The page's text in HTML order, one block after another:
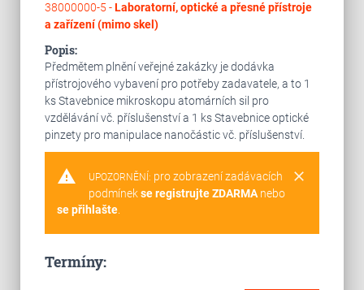
38000000-5 -Laboratorní, optické a přesné přístroje
a zařízení (mimo skel)
Popis:
Předmětem plnění veřejné zakázky je dodávka
přístrojového vybavení pro potřeby zadavatele, a to 1
ks Stavebnice mikroskopu atomárních sil pro
vzdělávání vč. příslušenství a 1 ks Stavebnice optické
pinzety pro manipulace nanočástic vč. příslušenství.
warning clear
UPOZORNĚNÍ: pro zobrazení zadávacích
podmínekse registrujte ZDARMAnebo
se přihlašte.
Termíny: